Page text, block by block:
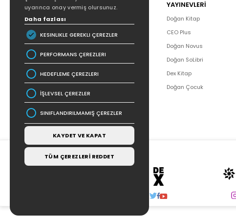
POPÜLER
Hakkımızda
Yazar Listesi
İletişim
Bizden Haberler
YAYINEVLERİ
Doğan Kitap
CEO Plus
Doğan Novus
Doğan SoLibri
Dex Kitap
Doğan Çocuk
uyarınca onay vermiş olursunuz.
Daha fazlası
KESINLIKLE GEREKLI ÇEREZLER
PERFORMANS ÇEREZLERI
HEDEFLEME ÇEREZLERI
İŞLEVSEL ÇEREZLER
SINIFLANDIRILMAMIŞ ÇEREZLER
KAYDET VE KAPAT
TÜM ÇEREZLERİ REDDET